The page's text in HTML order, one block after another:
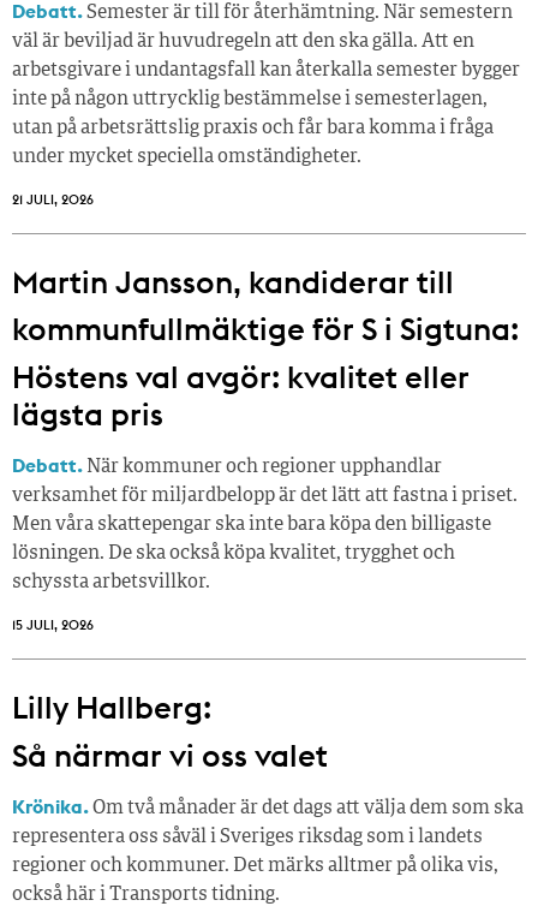
Debatt.Semester är till för återhämtning. När semestern
väl är beviljad är huvudregeln att den ska gälla. Att en
arbetsgivare i undantagsfall kan återkalla semester bygger
inte på någon uttrycklig bestämmelse i semesterlagen,
utan på arbetsrättslig praxis och får bara komma i fråga
under mycket speciella omständigheter.
21 JULI, 2026
Martin Jansson, kandiderar till
kommunfullmäktige för S i Sigtuna:
Höstens val avgör: kvalitet eller
lägsta pris
Debatt. När kommuner och regioner upphandlar
verksamhet för miljardbelopp är det lätt att fastna i priset.
Men våra skattepengar ska inte bara köpa den billigaste
lösningen. De ska också köpa kvalitet, trygghet och
schyssta arbetsvillkor.
15 JULI, 2026
Lilly Hallberg:
Så närmar vi oss valet
Krönika.Om två månader är det dags att välja dem som ska
representera oss såväl i Sveriges riksdag som i landets
regioner och kommuner. Det märks alltmer på olika vis,
också här i Transports tidning.